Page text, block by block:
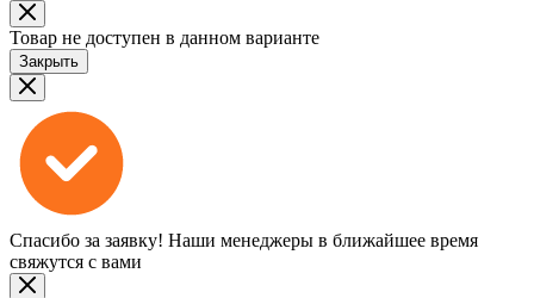
Товар не доступен в данном варианте
Закрыть
Спасибо за заявку! Наши менеджеры в ближайшее время
свяжутся с вами